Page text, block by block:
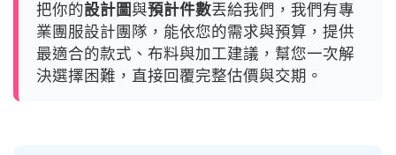
把你的設計圖與預計件數丟給我們，我們有專
業團服設計團隊，能依您的需求與預算，提供
最適合的款式、布料與加工建議，幫您一次解
決選擇困難，直接回覆完整估價與交期。